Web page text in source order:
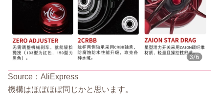
Source：AliExpress
機構はほぼほぼ同じかと思います。